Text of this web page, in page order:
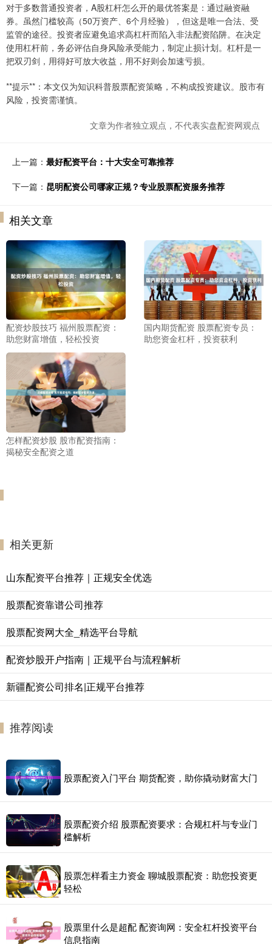
对于多数普通投资者，A股杠杆怎么开的最优答案是：通过融资融
券。虽然门槛较高（50万资产、6个月经验），但这是唯一合法、受
监管的途径。投资者应避免追求高杠杆而陷入非法配资陷阱。在决定
使用杠杆前，务必评估自身风险承受能力，制定止损计划。杠杆是一
把双刃剑，用得好可放大收益，用不好则会加速亏损。
**提示**：本文仅为知识科普股票配资策略，不构成投资建议。股市有
风险，投资需谨慎。
文章为作者独立观点，不代表实盘配资网观点
上一篇： 最好配资平台：十大安全可靠推荐
下一篇： 昆明配资公司哪家正规？专业股票配资服务推荐
相关文章
配资炒股技巧 福州股票配资：
助您财富增值，轻松投资
国内期货配资 股票配资专员：
助您资金杠杆，投资获利
怎样配资炒股 股市配资指南：
揭秘安全配资之道
相关更新
山东配资平台推荐｜正规安全优选
股票配资靠谱公司推荐
股票配资网大全_精选平台导航
配资炒股开户指南｜正规平台与流程解析
新疆配资公司排名|正规平台推荐
推荐阅读
股票配资入门平台 期货配资，助你撬动财富大门
股票配资介绍 股票配资要求：合规杠杆与专业门
槛解析
股票怎样看主力资金 聊城股票配资：助您投资更
轻松
股票里什么是超配 配资询网：安全杠杆投资平台
信息指南